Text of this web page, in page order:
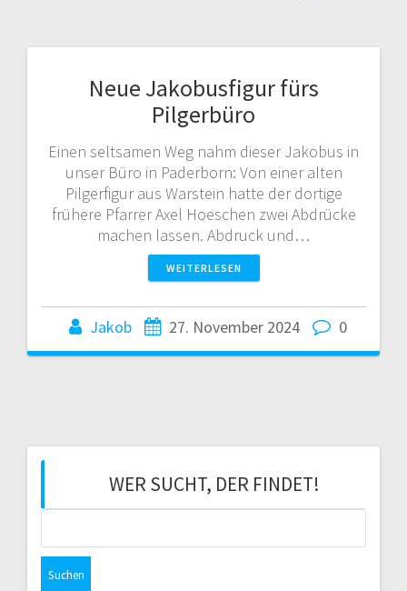
Neue Jakobusfigur fürs
Pilgerbüro
Einen seltsamen Weg nahm dieser Jakobus in
unser Büro in Paderborn: Von einer alten
Pilgerfigur aus Warstein hatte der dortige
frühere Pfarrer Axel Hoeschen zwei Abdrücke
machen lassen. Abdruck und…
WEITERLESEN
Jakob 27. November 2024 0
WER SUCHT, DER FINDET!